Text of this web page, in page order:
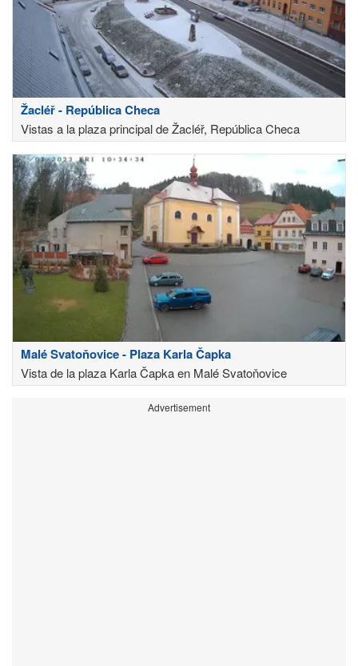
Žacléř - República Checa
Vistas a la plaza principal de Žacléř, República Checa
Malé Svatoňovice - Plaza Karla Čapka
Vista de la plaza Karla Čapka en Malé Svatoňovice
Advertisement